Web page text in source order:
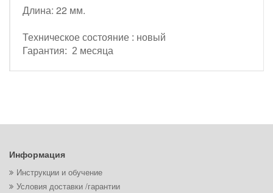
Длина: 22 мм.
Техническое состояние : новый
Гарантия: 2 месяца
Информация
Инструкции и обучение
Условия доставки /гарантии